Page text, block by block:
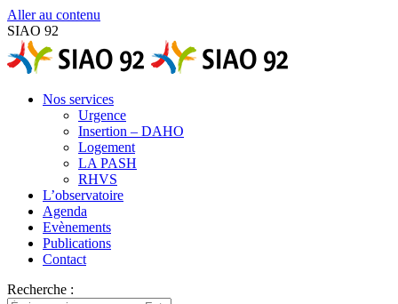
Aller au contenu
SIAO 92
Nos services
Urgence
Insertion – DAHO
Logement
LA PASH
RHVS
L’observatoire
Agenda
Evènements
Publications
Contact
Recherche :